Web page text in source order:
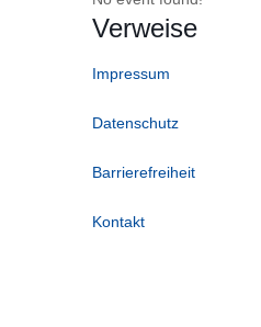
Verweise
Impressum
Datenschutz
Barrierefreiheit
Kontakt